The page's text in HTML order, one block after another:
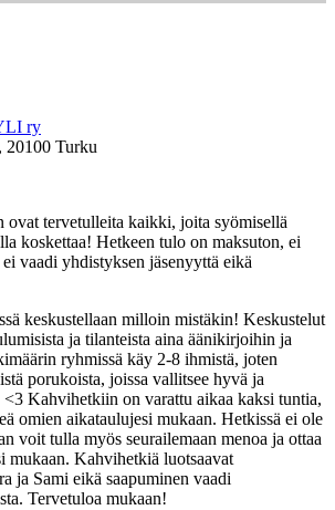
ry
20100 Turku
tervetulleita kaikki, joita syömisellä
koskettaa! Hetkeen tulo on maksuton, ei
vaadi yhdistyksen jäsenyyttä eikä
keskustellaan milloin mistäkin! Keskustelut
ja tilanteista aina äänikirjoihin ja
ryhmissä käy 2-8 ihmistä, joten
porukoista, joissa vallitsee hyvä ja
Kahvihetkiin on varattu aikaa kaksi tuntia,
omien aikataulujesi mukaan. Hetkissä ei ole
voit tulla myös seurailemaan menoa ja ottaa
mukaan. Kahvihetkiä luotsaavat
ja Sami eikä saapuminen vaadi
Tervetuloa mukaan!